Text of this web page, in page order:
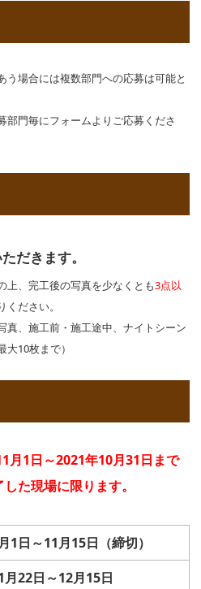
う場合には複数部門への応募は可能と
部門毎にフォームよりご応募くださ
だきます。
上、完工後の写真を少なくとも3点以
ださい。
真、施工前・施工途中、ナイトシーン
10枚まで）
月1日～2021年10月31日まで
た現場に限ります。
1日～11月15日（締切）
22日～12月15日